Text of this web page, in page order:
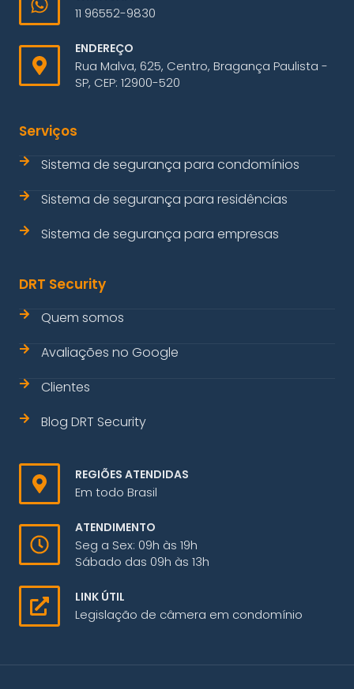
11 96552-9830
ENDEREÇO
Rua Malva, 625, Centro, Bragança Paulista -
SP, CEP: 12900-520
Serviços
Sistema de segurança para condomínios
Sistema de segurança para residências
Sistema de segurança para empresas
DRT Security
Quem somos
Avaliações no Google
Clientes
Blog DRT Security
REGIÕES ATENDIDAS
Em todo Brasil
ATENDIMENTO
Seg a Sex: 09h às 19h
Sábado das 09h às 13h
LINK ÚTIL
Legislação de câmera em condomínio